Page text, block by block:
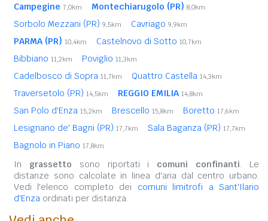
Campegine 7,0km Montechiarugolo (PR) 8,0km
Sorbolo Mezzani (PR) 9,5km Cavriago 9,9km
PARMA (PR) 10,4km Castelnovo di Sotto 10,7km
Bibbiano 11,2km Poviglio 11,3km
Cadelbosco di Sopra 11,7km Quattro Castella 14,3km
Traversetolo (PR) 14,5km REGGIO EMILIA 14,8km
San Polo d'Enza 15,2km Brescello 15,8km Boretto 17,6km
Lesignano de' Bagni (PR) 17,7km Sala Baganza (PR) 17,7km
Bagnolo in Piano 17,8km
In grassetto sono riportati i comuni confinanti. Le
distanze sono calcolate in linea d'aria dal centro urbano.
Vedi l'elenco completo dei comuni limitrofi a Sant'Ilario
d'Enza ordinati per distanza.